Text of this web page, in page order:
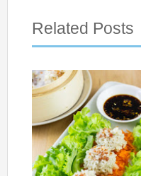
Related Posts